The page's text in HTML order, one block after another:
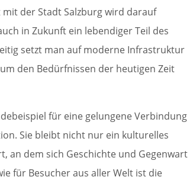
der Stadt Salzburg wird darauf
in Zukunft ein lebendiger Teil des
setzt man auf moderne Infrastruktur
den Bedürfnissen der heutigen Zeit
für eine gelungene Verbindung
Sie bleibt nicht nur ein kulturelles
an dem sich Geschichte und Gegenwart
für Besucher aus aller Welt ist die